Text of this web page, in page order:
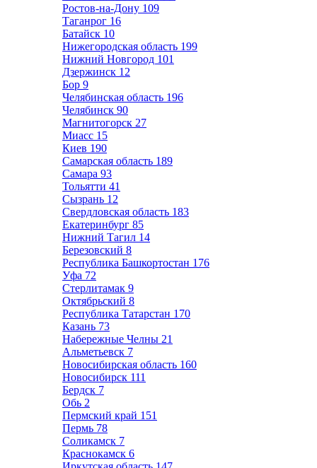
Ростов-на-Дону 109
Таганрог 16
Батайск 10
Нижегородская область 199
Нижний Новгород 101
Дзержинск 12
Бор 9
Челябинская область 196
Челябинск 90
Магнитогорск 27
Миасс 15
Киев 190
Самарская область 189
Самара 93
Тольятти 41
Сызрань 12
Свердловская область 183
Екатеринбург 85
Нижний Тагил 14
Березовский 8
Республика Башкортостан 176
Уфа 72
Стерлитамак 9
Октябрьский 8
Республика Татарстан 170
Казань 73
Набережные Челны 21
Альметьевск 7
Новосибирская область 160
Новосибирск 111
Бердск 7
Обь 2
Пермский край 151
Пермь 78
Соликамск 7
Краснокамск 6